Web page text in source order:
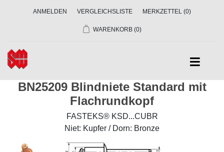
ANMELDEN VERGLEICHSLISTE MERKZETTEL (0)
WARENKORB (0)
BN25209 Blindniete Standard mit
Flachrundkopf
FASTEKS® KSD...CUBR
Niet: Kupfer / Dorn: Bronze